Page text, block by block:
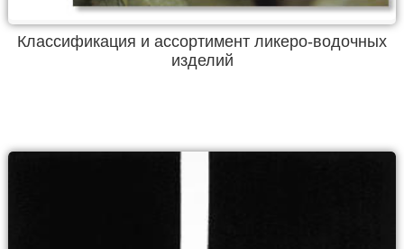
Классификация и ассортимент ликеро-водочных
изделий